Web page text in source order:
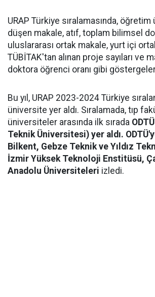
URAP Türkiye sıralamasında, öğretim
düşen makale, atıf, toplam bilimsel
uluslararası ortak makale, yurt içi
TÜBİTAK'tan alınan proje sayıları ve
doktora öğrenci oranı gibi
Bu yıl, URAP 2023-2024 Türkiye
üniversite yer aldı. Sıralamada, tıp
üniversiteler arasında ilk sırada
Teknik Üniversitesi) yer aldı.
Bilkent, Gebze Teknik ve Yıldız
İzmir Yüksek Teknoloji Enstitüsü,
Anadolu Üniversiteleri izledi.